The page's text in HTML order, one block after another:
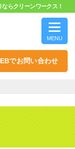
らクリーンワークス！
MENU
でお問い合わせ